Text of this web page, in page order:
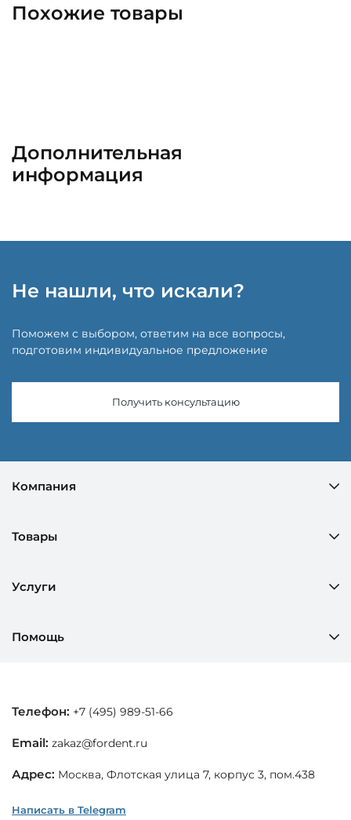
Похожие товары
Дополнительная
информация
Не нашли, что искали?
Поможем с выбором, ответим на все вопросы,
подготовим индивидуальное предложение
Получить консультацию
Компания
Товары
Услуги
Помощь
Телефон: +7 (495) 989-51-66
Email: zakaz@fordent.ru
Адрес: Москва, Флотская улица 7, корпус 3, пом.438
Написать в Telegram